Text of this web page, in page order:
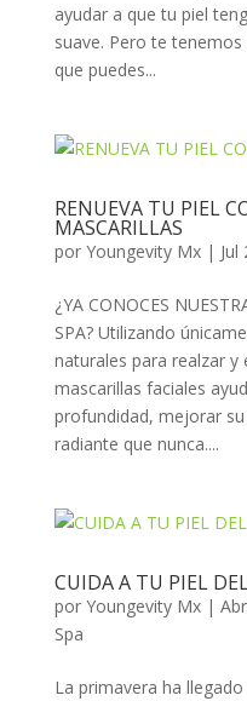
ayudar a que tu piel
suave. Pero te
que puedes...
RENUEVA TU PIEL
MASCARILLAS
por Youngevity Mx| Jul
¿YA CONOCES
SPA? Utilizando
naturales para realzar y
mascarillas faciales
profundidad, mejorar
radiante que nunca....
CUIDA A TU PIEL
por Youngevity Mx|
Spa
La primavera ha